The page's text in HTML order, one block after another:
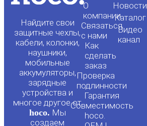
Найдите свои
защитные чехлы,
кабели, колонки,
наушники,
мобильные
аккумуляторы,
зарядные
устройства и
многое другое от
hoco. Мы
создаем
О
компании
Связаться
с нами
Как
сделать
заказ
Проверка
подлинности
Гарантия
Совместимость
hoco.
Новости
Каталог
Видео
канал